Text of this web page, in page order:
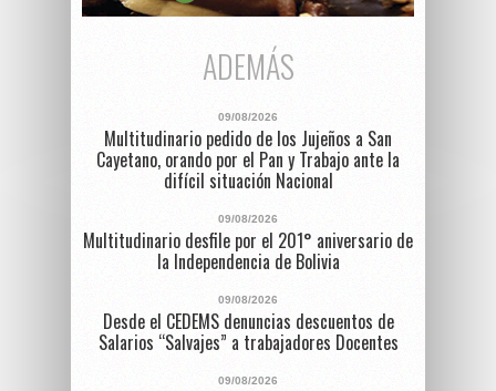
ADEMÁS
09/08/2026
Multitudinario pedido de los Jujeños a San
Cayetano, orando por el Pan y Trabajo ante la
difícil situación Nacional
09/08/2026
Multitudinario desfile por el 201° aniversario de
la Independencia de Bolivia
09/08/2026
Desde el CEDEMS denuncias descuentos de
Salarios “Salvajes” a trabajadores Docentes
09/08/2026